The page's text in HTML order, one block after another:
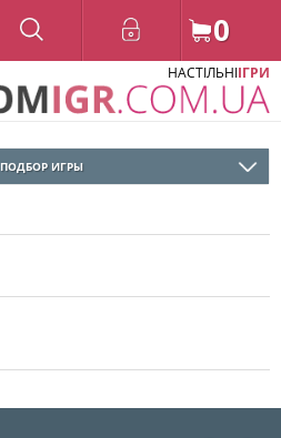
0
НАСТІЛЬНІІГРИ
ПОДБОР ИГРЫ